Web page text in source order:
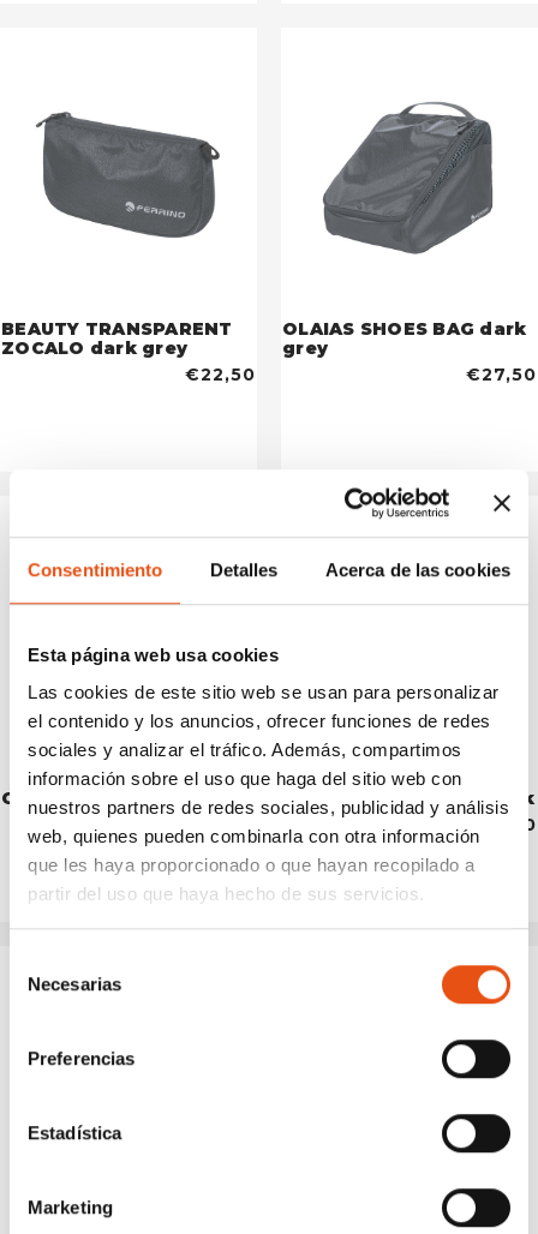
Consentimiento Detalles Acerca de las cookies
Esta página web usa cookies
Las cookies de este sitio web se usan para personalizar
el contenido y los anuncios, ofrecer funciones de redes
sociales y analizar el tráfico. Además, compartimos
información sobre el uso que haga del sitio web con
nuestros partners de redes sociales, publicidad y análisis
web, quienes pueden combinarla con otra información
que les haya proporcionado o que hayan recopilado a
partir del uso que haya hecho de sus servicios.
Necesarias
Preferencias
Estadística
Marketing
BEAUTY TRANSPARENT
ZOCALO dark grey
€22,50
OLAIAS SHOES BAG dark
grey
€27,50
OLAIAS SHOES BAG blu
OLAIAS SHOES BAG black
€27,50